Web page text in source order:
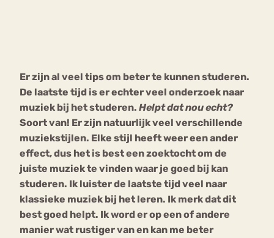
Er zijn al veel tips om beter te kunnen studeren.
De laatste tijd is er echter veel onderzoek naar
muziek bij het studeren. Helpt dat nou echt?
Soort van! Er zijn natuurlijk veel verschillende
muziekstijlen. Elke stijl heeft weer een ander
effect, dus het is best een zoektocht om de
juiste muziek te vinden waar je goed bij kan
studeren. Ik luister de laatste tijd veel naar
klassieke muziek bij het leren. Ik merk dat dit
best goed helpt. Ik word er op een of andere
manier wat rustiger van en kan me beter
Forum
osa
Eetbuien Piekeren Sport
Trauma
Orthorexia
Afvallen Angst